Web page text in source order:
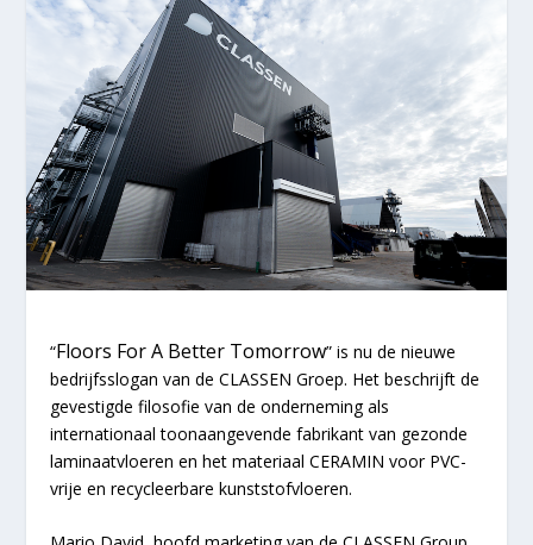
“Floors For A Better Tomorrow” is nu de nieuwe
bedrijfsslogan van de CLASSEN Groep. Het beschrijft de
gevestigde filosofie van de onderneming als
internationaal toonaangevende fabrikant van gezonde
laminaatvloeren en het materiaal CERAMIN voor PVC-
vrije en recycleerbare kunststofvloeren.